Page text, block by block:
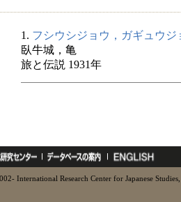
1. フシウシジョウ，ガギュウジ
臥牛城，亀
旅と伝説 1931年
International Research Center for Japanese